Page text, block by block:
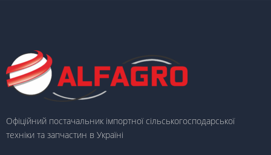
Офіційний постачальник імпортної сільськогосподарської
техніки та запчастин в Україні